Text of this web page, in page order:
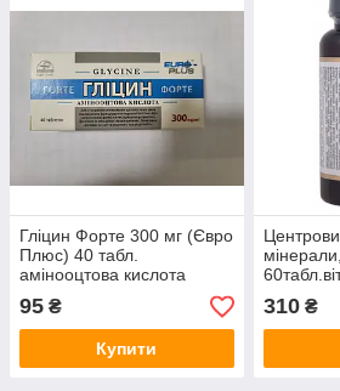
Гліцин Форте 300 мг (Євро
Плюс) 40 табл.
амінооцтова кислота
95 ₴
Купити
310₴